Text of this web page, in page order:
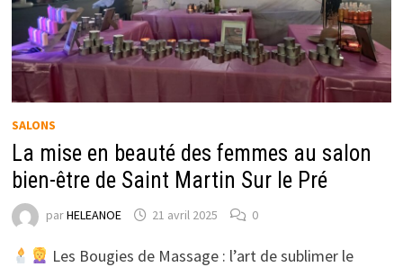
SALONS
La mise en beauté des femmes au salon
bien-être de Saint Martin Sur le Pré
parHELEANOE 21 avril 2025 0
Les Bougies de Massage : l’art de sublimer le